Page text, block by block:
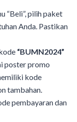
“Beli”, pilih paket
Anda. Pastikan
“BUMN2024”
poster promo
kode
tambahan.
pembayaran dan